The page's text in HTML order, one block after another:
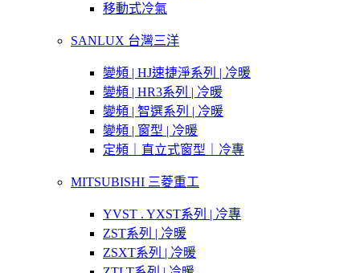
移動式冷氣
SANLUX 台灣三洋
變頻 | HJ速捷淨系列 | 冷暖
變頻 | HR3系列 | 冷暖
變頻 | 智選系列 | 冷暖
變頻 | 窗型 | 冷暖
定頻｜直立式窗型｜冷專
MITSUBISHI 三菱重工
YVST . YXST系列 | 冷專
ZST系列 | 冷暖
ZSXT系列 | 冷暖